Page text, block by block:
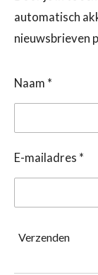
automatisch
nieuwsbrieven
Naam *
E-mailadres *
Verzenden